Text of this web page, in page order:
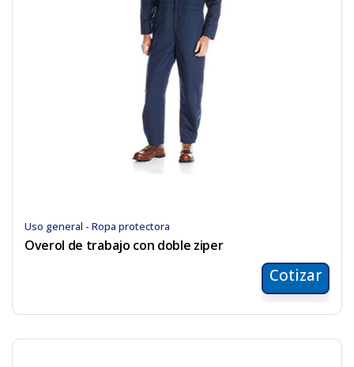
Uso general - Ropa protectora
Overol de trabajo con doble ziper
Cotizar